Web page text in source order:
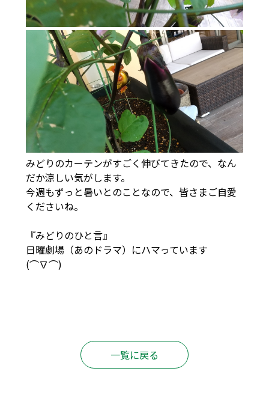
みどりのカーテンがすごく伸びてきたので、なん
だか涼しい気がします。
今週もずっと暑いとのことなので、皆さまご自愛
くださいね。
『みどりのひと言』
日曜劇場（あのドラマ）にハマっています
(⌒∇⌒)
一覧に戻る